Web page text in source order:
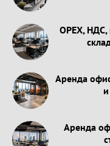
OPEX,
Аренда
Аренда